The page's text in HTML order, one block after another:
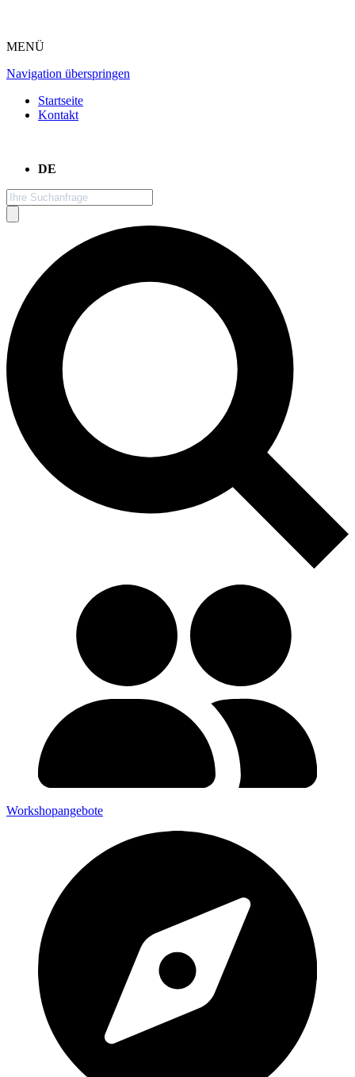
MENÜ
Navigation überspringen
Startseite
Kontakt
DE
Workshopangebote